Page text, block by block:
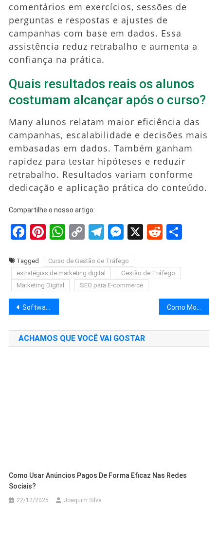
comentários em exercícios, sessões de
perguntas e respostas e ajustes de
campanhas com base em dados. Essa
assistência reduz retrabalho e aumenta a
confiança na prática.
Quais resultados reais os alunos
costumam alcançar após o curso?
Many alunos relatam maior eficiência das
campanhas, escalabilidade e decisões mais
embasadas em dados. Também ganham
rapidez para testar hipóteses e reduzir
retrabalho. Resultados variam conforme
dedicação e aplicação prática do conteúdo.
Compartilhe o nosso artigo:
Facebook
Pinterest
WhatsApp
CopyTelegram
Messenger
X Reddit
Tagged
Curso de Gestão de Tráfego
estratégias de marketing digital
Gestão de Tráfego
Marketing Digital
SEO para E-commerce
Navegação
de
Post
Software ERP para PMEs: Guia Definitivo 2025 (Comparativo + Preços)
ACHAMOS QUE VOCÊ VAI GOSTAR
Como Usar Anúncios Pagos De Forma Eficaz Nas Redes
Sociais?
22/12/2025 Joaquim Silva